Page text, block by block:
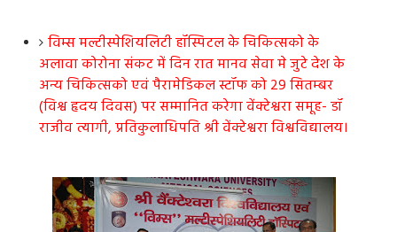
विम्स मल्टीस्पेशियलिटी हॉस्पिटल के चिकित्सको के
अलावा कोरोना संकट में दिन रात मानव सेवा मे जुटे देश के
अन्य चिकित्सको एवं पैरामेडिकल स्टॉफ को 29 सितम्बर
(विश्व हृदय दिवस) पर सम्मानित करेगा वेंक्टेश्वरा समूह- डॉ
राजीव त्यागी, प्रतिकुलाधिपति श्री वेंक्टेश्वरा विश्वविद्यालय।